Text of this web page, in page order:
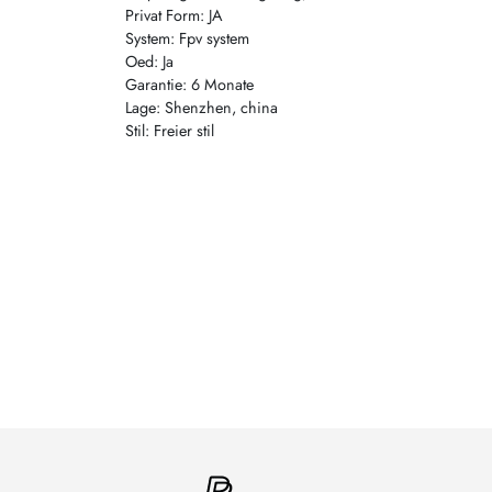
Privat Form: JA
System: Fpv system
Oed: Ja
Garantie: 6 Monate
Lage: Shenzhen, china
Stil: Freier stil